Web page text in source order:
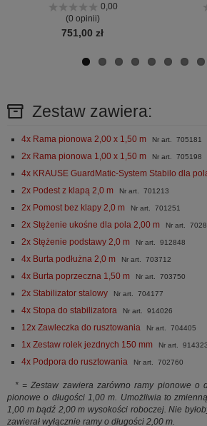
0,00
(0 opinii)
751,00 zł
Zestaw zawiera:
4x Rama pionowa 2,00 x 1,50 m Nr art. 705181
2x Rama pionowa 1,00 x 1,50 m Nr art. 705198
4x KRAUSE GuardMatic-System Stabilo dla
2x Podest z klapą 2,0 m Nr art. 701213
2x Pomost bez klapy 2,0 m Nr art. 701251
2x Stężenie ukośne dla pola 2,00 m Nr art.
2x Stężenie podstawy 2,0 m Nr art. 912848
4x Burta podłużna 2,0 m Nr art. 703712
4x Burta poprzeczna 1,50 m Nr art. 703750
2x Stabilizator stalowy Nr art. 704177
4x Stopa do stabilizatora Nr art. 914026
12x Zawleczka do rusztowania Nr art. 704405
1x Zestaw rolek jezdnych 150 mm Nr art. 914323
4x Podpora do rusztowania Nr art. 702760
* = Zestaw zawiera zarówno ramy pionowe o
pionowe o długości 1,00 m. Umożliwia to
1,00 m bądź 2,00 m wysokości roboczej. Nie
zawierał wyłącznie ramy o długości 2,00 m.